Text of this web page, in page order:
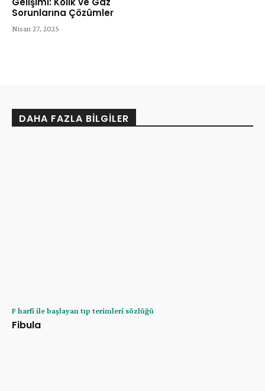
Sorunlarına Çözümler
Nisan 27, 2025
DAHA FAZLA BILGILER
F harfi ile başlayan tıp terimleri sözlüğü
Fibula